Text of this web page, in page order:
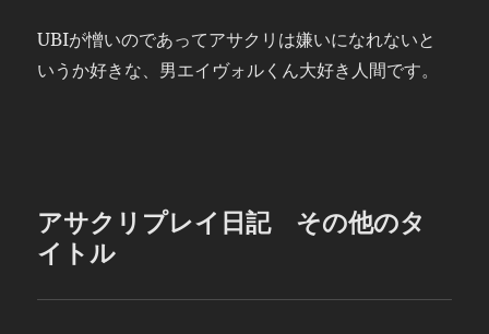
UBIが憎いのであってアサクリは嫌いになれないと
いうか好きな、男エイヴォルくん大好き人間です。
アサクリプレイ日記 その他のタ
イトル